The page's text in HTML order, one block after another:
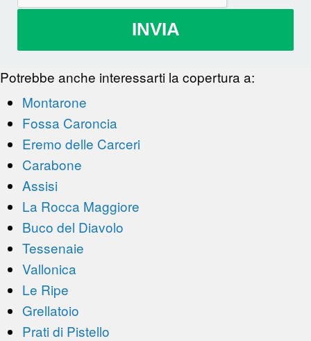
INVIA
Potrebbe anche interessarti la copertura a:
Montarone
Fossa Caroncia
Eremo delle Carceri
Carabone
Assisi
La Rocca Maggiore
Buco del Diavolo
Tessenaie
Vallonica
Le Ripe
Grellatoio
Prati di Pistello